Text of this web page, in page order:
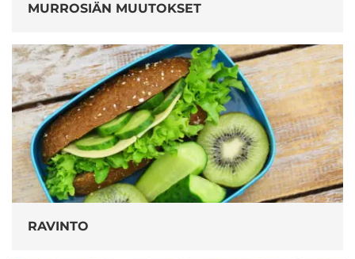
MURROSIÄN MUUTOKSET
RAVINTO